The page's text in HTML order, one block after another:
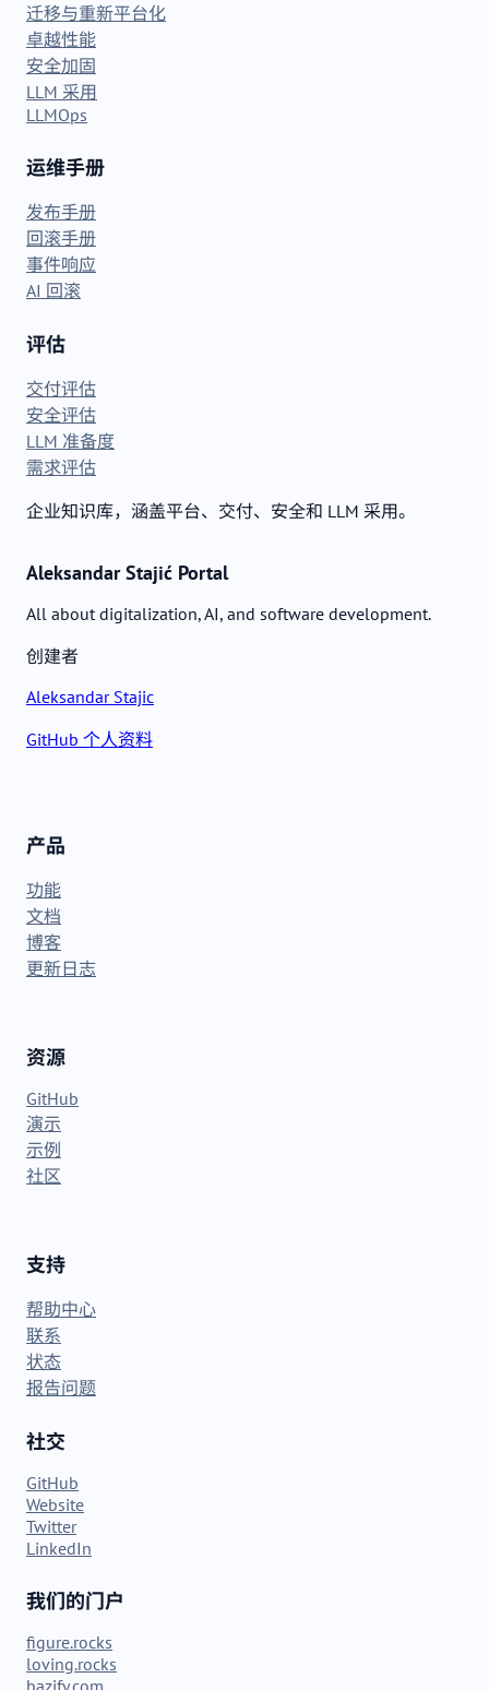
迁移与重新平台化
卓越性能
安全加固
LLM 采用
LLMOps
运维手册
发布手册
回滚手册
事件响应
AI 回滚
评估
交付评估
安全评估
LLM 准备度
需求评估
企业知识库，涵盖平台、交付、安全和 LLM 采用。
Aleksandar Stajić Portal
All about digitalization, AI, and software development.
创建者
Aleksandar Stajic
GitHub 个人资料
产品
功能
文档
博客
更新日志
资源
GitHub
演示
示例
社区
支持
帮助中心
联系
状态
报告问题
社交
GitHub
Website
Twitter
LinkedIn
我们的门户
figure.rocks
loving.rocks
bazify.com